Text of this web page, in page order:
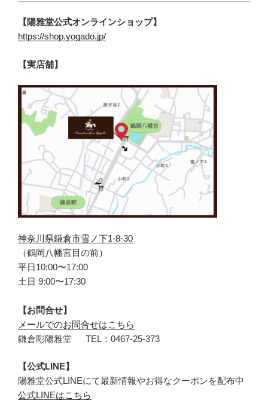
【陽雅堂公式オンラインショップ】
https://shop.yogado.jp/
【実店舗】
神奈川県鎌倉市雪ノ下1-8-30
（鶴岡八幡宮目の前）
平日10:00〜17:00
土日 9:00〜17:30
【お問合せ】
メールでのお問合せはこちら
鎌倉彫陽雅堂 TEL：0467‐25‐373
【公式LINE】
陽雅堂公式LINEにて最新情報やお得なクーポンを配布中
公式LINEはこちら